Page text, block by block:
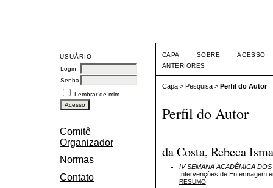
USUÁRIO
Login
Senha
Lembrar de mim
Comitê
Organizador
Normas
Contato
CAPA SOBRE
ACESSO
ANTERIORES
Capa> Pesquisa> Perfil do Autor
Perfil do Autor
da Costa, Rebeca
IV SEMANA ACADÊMICA
Intervenções de Enfermagem
RESUMO